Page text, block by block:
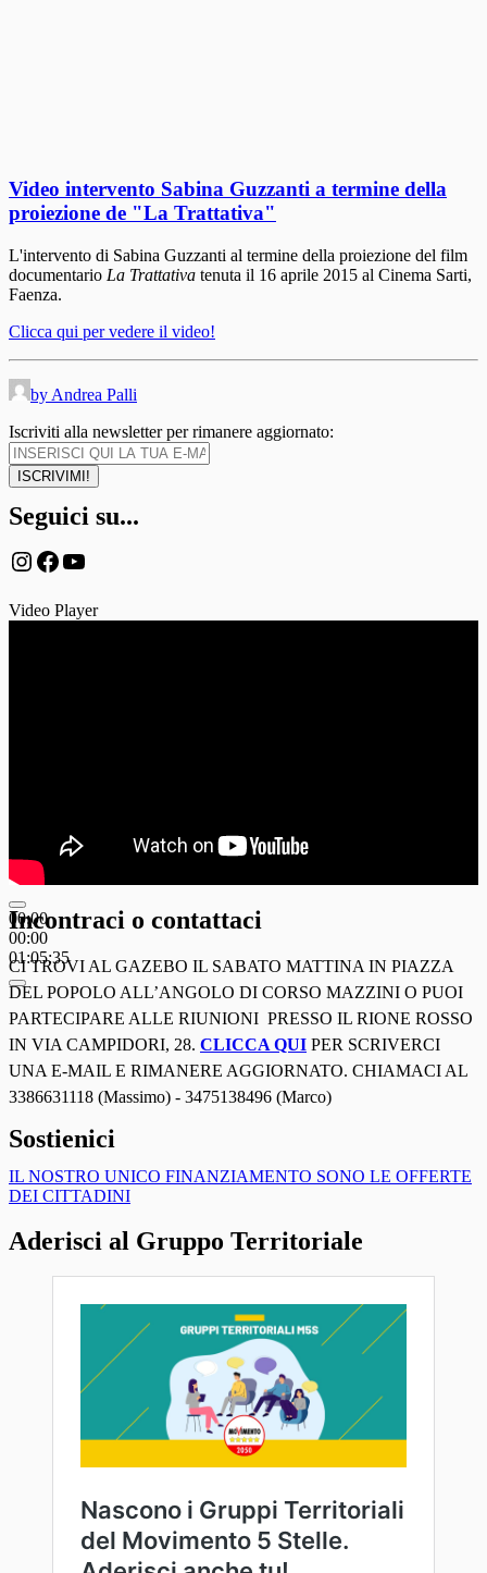
Video intervento Sabina Guzzanti a termine della
proiezione de "La Trattativa"
L'intervento di Sabina Guzzanti al termine della proiezione del film
documentario La Trattativa tenuta il 16 aprile 2015 al Cinema Sarti,
Faenza.
Clicca qui per vedere il video!
by Andrea Palli
Iscriviti alla newsletter per rimanere aggiornato:
Seguici su...
Instagram
Facebook
YouTube
Video Player
00:00
00:00
01:05:35
Incontraci o contattaci
CI TROVI AL GAZEBO IL SABATO MATTINA IN PIAZZA
DEL POPOLO ALL’ANGOLO DI CORSO MAZZINI O PUOI
PARTECIPARE ALLE RIUNIONI PRESSO IL RIONE ROSSO
IN VIA CAMPIDORI, 28. CLICCA QUI PER SCRIVERCI
UNA E-MAIL E RIMANERE AGGIORNATO. CHIAMACI AL
3386631118 (Massimo) - 3475138496 (Marco)
Sostienici
IL NOSTRO UNICO FINANZIAMENTO SONO LE OFFERTE
DEI CITTADINI
Aderisci al Gruppo Territoriale